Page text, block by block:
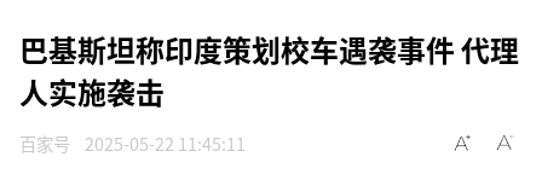
巴基斯坦称印度策划校车遇袭事件 代理
人实施袭击
百家号 2025-05-22 11:45:11